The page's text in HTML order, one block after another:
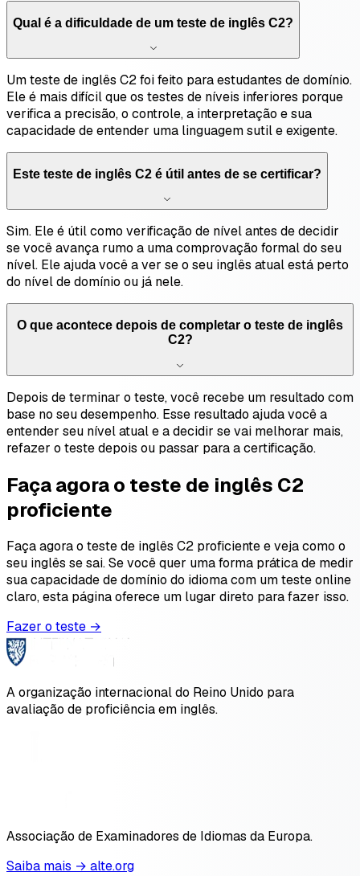
Qual é a dificuldade de um teste de inglês C2?
Um teste de inglês C2 foi feito para estudantes de domínio.
Ele é mais difícil que os testes de níveis inferiores porque
verifica a precisão, o controle, a interpretação e sua
capacidade de entender uma linguagem sutil e exigente.
Este teste de inglês C2 é útil antes de se certificar?
Sim. Ele é útil como verificação de nível antes de decidir
se você avança rumo a uma comprovação formal do seu
nível. Ele ajuda você a ver se o seu inglês atual está perto
do nível de domínio ou já nele.
O que acontece depois de completar o teste de inglês
C2?
Depois de terminar o teste, você recebe um resultado com
base no seu desempenho. Esse resultado ajuda você a
entender seu nível atual e a decidir se vai melhorar mais,
refazer o teste depois ou passar para a certificação.
Faça agora o teste de inglês C2
proficiente
Faça agora o teste de inglês C2 proficiente e veja como o
seu inglês se sai. Se você quer uma forma prática de medir
sua capacidade de domínio do idioma com um teste online
claro, esta página oferece um lugar direto para fazer isso.
Fazer o teste →
A organização internacional do Reino Unido para
avaliação de proficiência em inglês.
Associação de Examinadores de Idiomas da Europa.
Saiba mais → alte.org